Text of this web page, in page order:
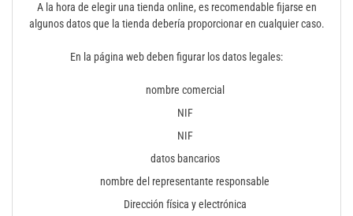
A la hora de elegir una tienda online, es recomendable fijarse en
algunos datos que la tienda debería proporcionar en cualquier caso.
En la página web deben figurar los datos legales:
nombre comercial
NIF
NIF
datos bancarios
nombre del representante responsable
Dirección física y electrónica